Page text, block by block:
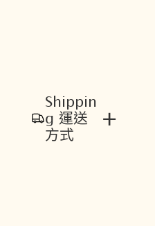
Shippin
g 運送
方式
+